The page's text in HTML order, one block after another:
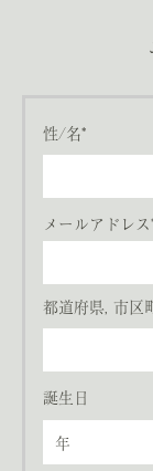
性/名*
メールアドレス
都道府県, 市区
誕生日